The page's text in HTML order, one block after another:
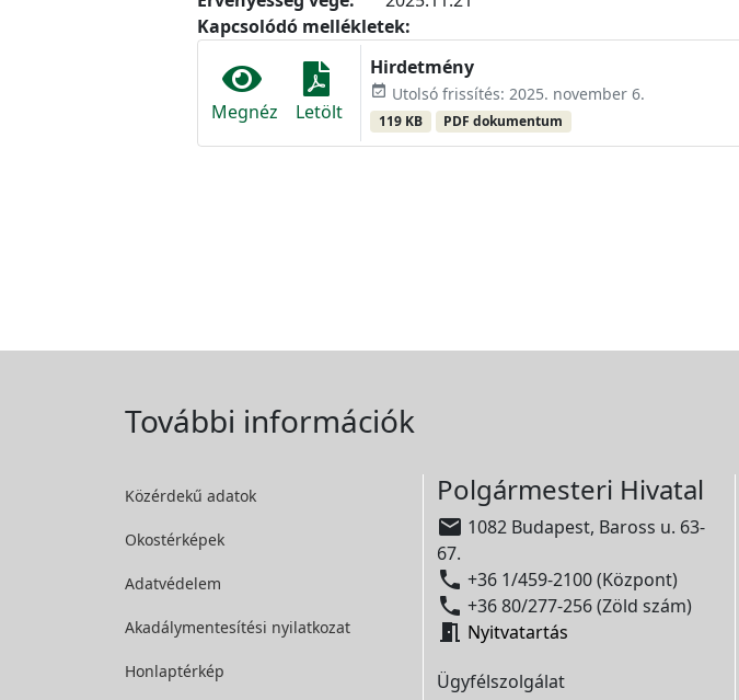
Kapcsolódó mellékletek:
Megnéz Letölt
Hirdetmény
event_available Utolsó frissítés: 2025. november 6.
119 KB PDF dokumentum
További információk
Közérdekű adatok
Okostérképek
Adatvédelem
Akadálymentesítési nyilatkozat
Honlaptérkép
Polgármesteri Hivatal
 1082 Budapest, Baross u. 63-
67.
 +36 1/459-2100 (Központ)
 +36 80/277-256 (Zöld szám)
 Nyitvatartás
Ügyfélszolgálat